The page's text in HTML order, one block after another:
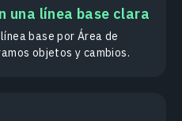
una línea base clara
base por Área de
objetos y cambios.